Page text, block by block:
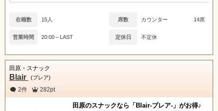
在籍数 15人 席数 カウンター 14席
営業時間 20:00～LAST 定休日 不定休
田原・スナック
Blair (ブレア)
2件 282pt
田原のスナックなら「Blair-ブレア-」がお得♪